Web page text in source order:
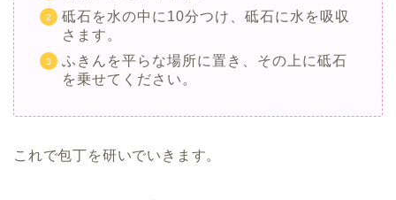
砥石を水の中に10分つけ、砥石に水を吸収
さます。
ふきんを平らな場所に置き、その上に砥石
を乗せてください。
これで包丁を研いでいきます。